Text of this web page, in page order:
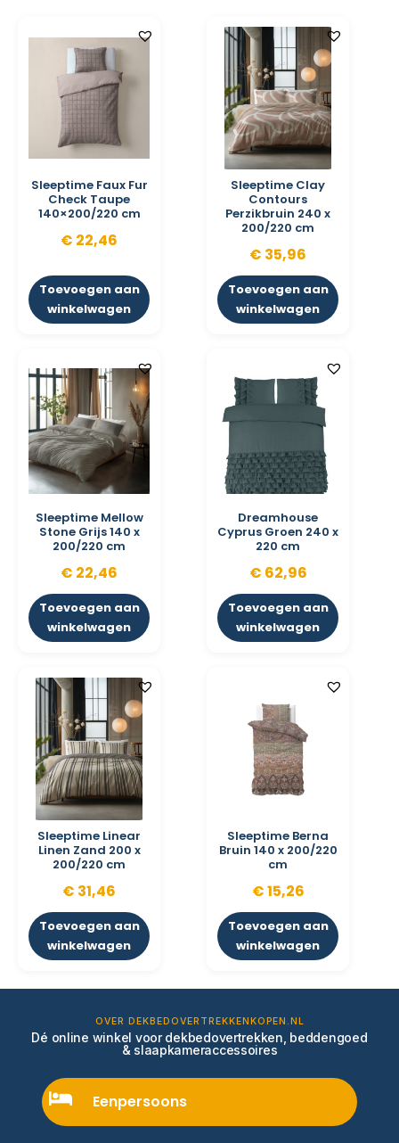
Sleeptime Faux Fur
Check Taupe
140×200/220 cm
€ 22,46
Toevoegen aan
winkelwagen
Sleeptime Clay
Contours
Perzikbruin 240 x
200/220 cm
€ 35,96
Toevoegen aan
winkelwagen
Sleeptime Mellow
Stone Grijs 140 x
200/220 cm
€ 22,46
Toevoegen aan
winkelwagen
Dreamhouse
Cyprus Groen 240 x
220 cm
€ 62,96
Toevoegen aan
winkelwagen
Sleeptime Linear
Linen Zand 200 x
200/220 cm
€ 31,46
Toevoegen aan
winkelwagen
Sleeptime Berna
Bruin 140 x 200/220
cm
€15,26
Toevoegen aan
winkelwagen
OVER DEKBEDOVERTREKKENKOPEN.NL
Dé online winkel voor dekbedovertrekken, beddengoed
& slaapkameraccessoires
Eenpersoons